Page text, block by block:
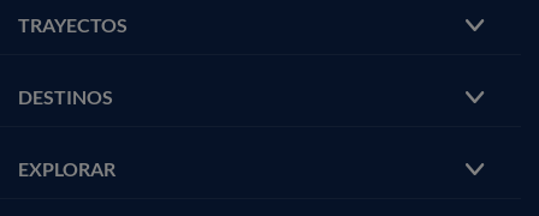
TRAYECTOS
DESTINOS
EXPLORAR